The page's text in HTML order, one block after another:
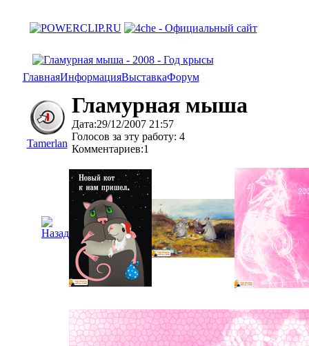
ГлавнаяИнформацияВыставкаФорум
Tamerlan
Гламурная мыша
Дата:29/12/2007 21:57
Голосов за эту работу: 4
Комментариев:1